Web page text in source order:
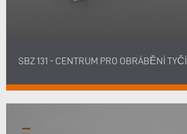
SBZ 131 - CENTRUM PRO OBRÁBĚNÍ TYČÍ